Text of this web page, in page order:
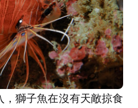
獅子魚在沒有天敵掠食